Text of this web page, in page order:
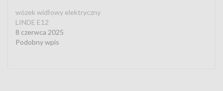
wózek widłowy elektryczny
LINDE E12
8 czerwca 2025
Podobny wpis